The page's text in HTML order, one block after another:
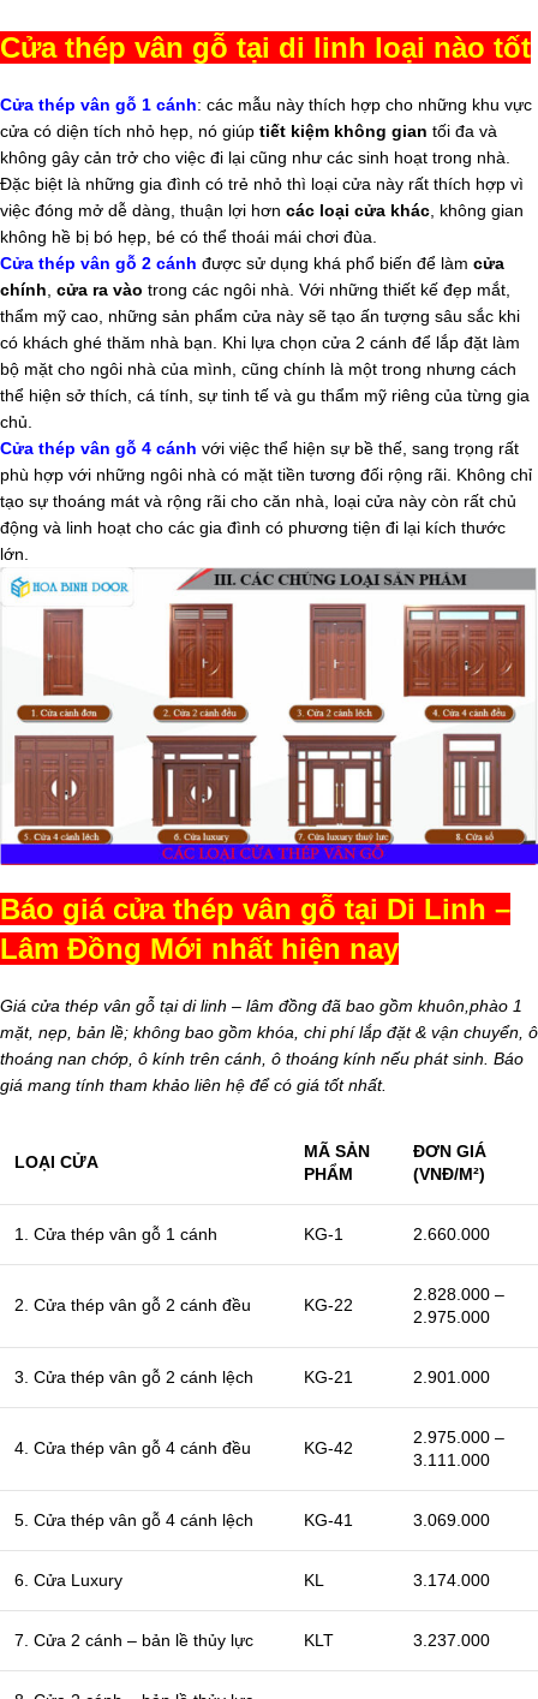
Cửa thép vân gỗ tại di linh loại nào tốt
Cửa thép vân gỗ 1 cánh: các mẫu này thích hợp cho những khu vực
cửa có diện tích nhỏ hẹp, nó giúp tiết kiệm không gian tối đa và
không gây cản trở cho việc đi lại cũng như các sinh hoạt trong nhà.
Đặc biệt là những gia đình có trẻ nhỏ thì loại cửa này rất thích hợp vì
việc đóng mở dễ dàng, thuận lợi hơn các loại cửa khác , không gian
không hề bị bó hẹp, bé có thể thoái mái chơi đùa.
Cửa thép vân gỗ 2 cánh được sử dụng khá phổ biến để làm cửa
chính cửa ra vào trong các ngôi nhà. Với những thiết kế đẹp mắt,
thẩm mỹ cao, những sản phẩm cửa này sẽ tạo ấn tượng sâu sắc khi
có khách ghé thăm nhà bạn. Khi lựa chọn cửa 2 cánh để lắp đặt làm
bộ mặt cho ngôi nhà của mình, cũng chính là một trong nhưng cách
thể hiện sở thích, cá tính, sự tinh tế và gu thẩm mỹ riêng của từng gia
chủ.
Cửa thép vân gỗ 4 cánh với việc thể hiện sự bề thế, sang trọng rất
phù hợp với những ngôi nhà có mặt tiền tương đối rộng rãi. Không chỉ
tạo sự thoáng mát và rộng rãi cho căn nhà, loại cửa này còn rất chủ
động và linh hoạt cho các gia đình có phương tiện đi lại kích thước
lớn.
Báo giá cửa thép vân gỗ tại Di Linh –
Lâm Đồng Mới nhất hiện nay
Giá cửa thép vân gỗ tại di linh – lâm đồng đã bao gồm khuôn,phào 1
mặt, nẹp, bản lề; không bao gồm khóa, chi phí lắp đặt & vận chuyển, ô
thoáng nan chớp, ô kính trên cánh, ô thoáng kính nếu phát sinh. Báo
giá mang tính tham khảo liên hệ để có giá tốt nhất.
LOẠI CỬA
MÃ SẢN
PHẨM
ĐƠN GIÁ
(VNĐ/M²)
1. Cửa thép vân gỗ 1 cánh KG-1 2.660.000
2. Cửa thép vân gỗ 2 cánh đều KG-22
2.828.000 –
2.975.000
3. Cửa thép vân gỗ 2 cánh lệch KG-21 2.901.000
4. Cửa thép vân gỗ 4 cánh đều KG-42
2.975.000 –
3.111.000
5. Cửa thép vân gỗ 4 cánh lệch KG-41 3.069.000
6. Cửa Luxury KL 3.174.000
7. Cửa 2 cánh – bản lề thủy lực KLT 3.237.000